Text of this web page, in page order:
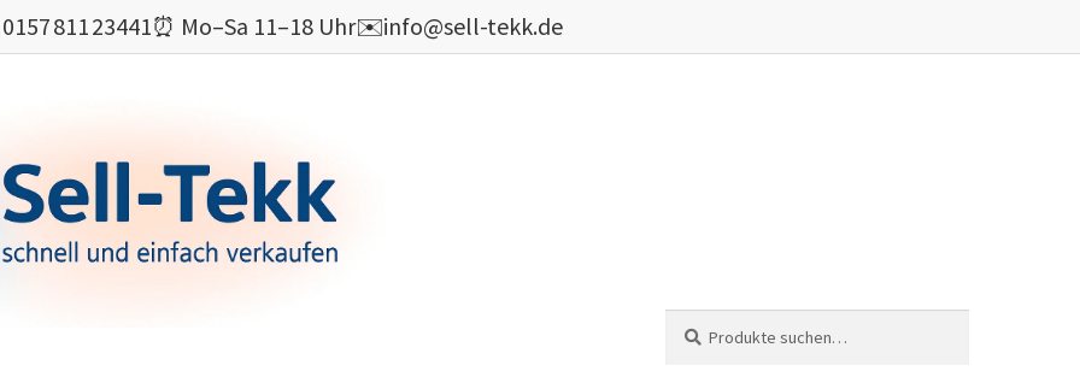
0157 811 23441⏰ Mo–Sa 11–18 Uhr✉️info@sell-tekk.de
nach: